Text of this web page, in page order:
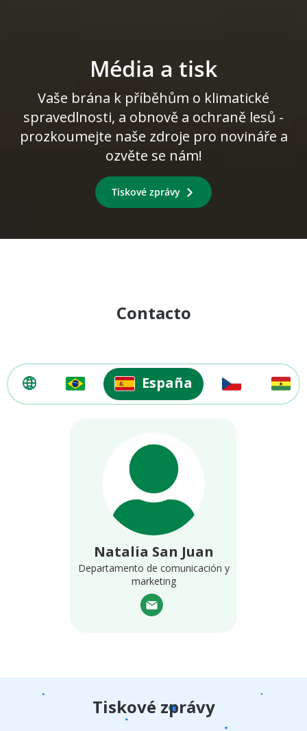
Média a tisk
Vaše brána k příběhům o klimatické
spravedlnosti, a obnově a ochraně lesů -
prozkoumejte naše zdroje pro novináře a
ozvěte se nám!
Tiskové zprávy
Contacto
España
Natalia San Juan
Departamento de comunicación y
marketing
Tiskové zprávy